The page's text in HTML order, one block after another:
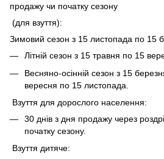
продажу чи початку сезону
(для взуття):
Зимовий сезон з 15 листопада по 15
Літній сезон з 15 травня по 15
Весняно-осінній сезон з 15
вересня по 15 листопада.
Взуття для дорослого населення:
30 днів з дня продажу через
початку сезону.
Взуття дитяче: